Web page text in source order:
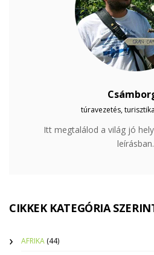
túravezetés,
Itt megtalálod a világ jó
leírásban.
CIKKEK KATEGÓRIA
AFRIKA (44)